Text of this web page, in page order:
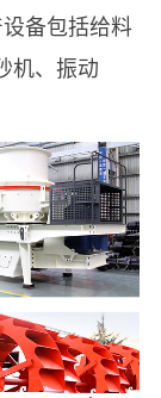
备包括给料
机、振动